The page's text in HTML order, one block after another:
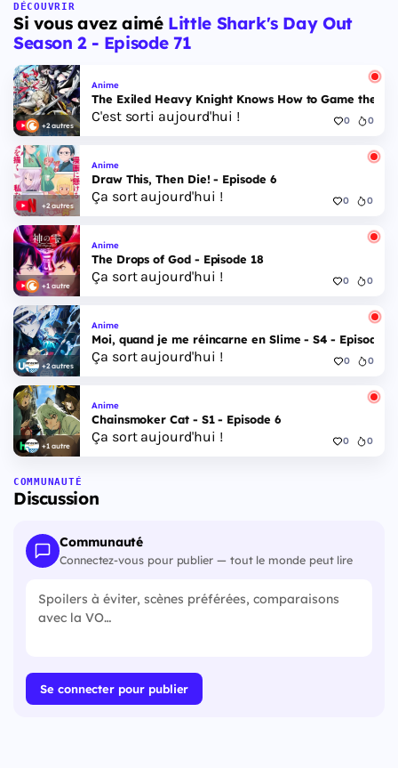
DÉCOUVRIR
Si vous avez aimé Little Shark's Day Out
Season 2 - Episode 71
+2 autres
Anime
The Exiled Heavy Knight Knows How to Game the
C'est sorti aujourd'hui ! 0 0
+2 autres
Anime
Draw This, Then Die! - Episode 6
Ça sort aujourd'hui ! 0 0
+1 autre
Anime
The Drops of God - Episode 18
Ça sort aujourd'hui ! 0 0
+2 autres
Anime
Moi, quand je me réincarne en Slime - S4 - Episode
Ça sort aujourd'hui ! 0 0
+1 autre
Anime
Chainsmoker Cat - S1 - Episode 6
Ça sort aujourd'hui ! 0 0
COMMUNAUTÉ
Discussion
Communauté
Connectez-vous pour publier — tout le monde peut lire
Se connecter pour publier